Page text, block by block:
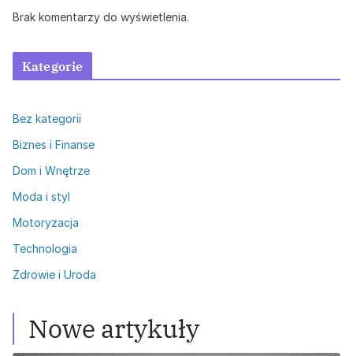
Brak komentarzy do wyświetlenia.
Kategorie
Bez kategorii
Biznes i Finanse
Dom i Wnętrze
Moda i styl
Motoryzacja
Technologia
Zdrowie i Uroda
Nowe artykuły